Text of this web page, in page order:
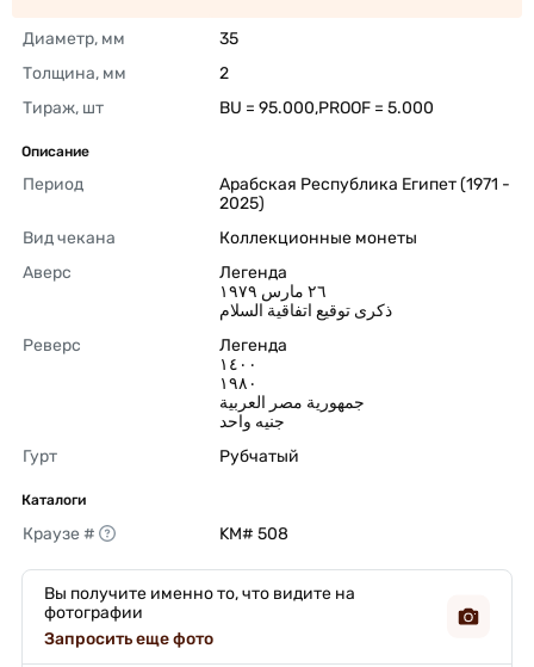
Диаметр, мм
35
Толщина, мм
2
Тираж, шт
BU = 95.000,PROOF = 5.000
Описание
Период
Арабская Республика Египет (1971 -
2025)
Вид чекана
Коллекционные монеты
Аверс
Легенда
٢٦ مارس ١٩٧٩
Реверс
Легенда
١٤٠٠
١٩٨٠
جمهورية مصر العربية
Гурт
Рубчатый
Каталоги
Краузе # KM# 508
Вы получите именно то, что видите на
фотографии
Запросить еще фото